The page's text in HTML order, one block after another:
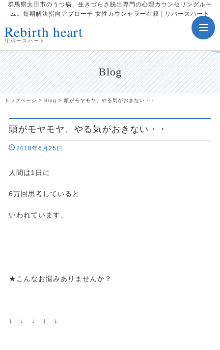
群馬県太田市のうつ病、生きづらさ脱出専門の心理カウンセリングルー
ム。短期解決指向アプローチ 女性カウンセラー在籍 | リバースハート
Rebirth heart
リバースハート
Blog
トップページ > Blog > 頭がモヤモヤ、やる気がおきない・・
頭がモヤモヤ、やる気がおきない・・
2018年6月25日
人間は1日に
6万回思考していると
いわれています。
★こんなお悩みありませんか？
↓ ↓ ↓ ↓ ↓
toggle